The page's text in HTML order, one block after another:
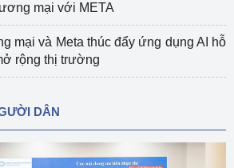
mại với META
mại và Meta thúc đẩy ứng dụng AI hỗ
rộng thị trường
DÂN